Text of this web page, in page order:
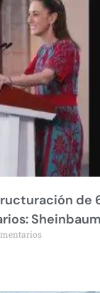
de
Sheinbaum